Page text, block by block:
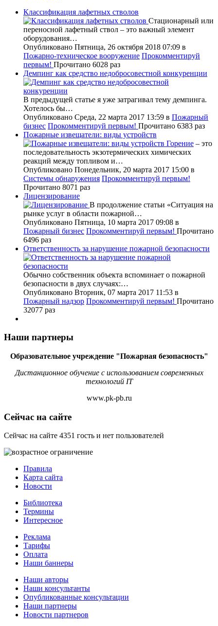
Классификация лафетных стволов
Стационарный или
переносной лафетный ствол – это важный элемент
оборудования…
Опубликовано Пятница, 26 октября 2018 07:09 в
Пожарно-техническое вооружение Прокомментируй
первым! Прочитано 6028 раз
Демпинг как средство недобросовестной конкуренции
В предыдущей статье я уже затрагивал тему демпинга.
Хотелось бы…
Опубликовано Среда, 22 марта 2017 13:59 в Пожарный
бизнес Прокомментируй первым! Прочитано 6383 раз
Пожарные извещатели: виды устройств
Горение – это
последовательность экзотермических химических
реакций между топливом и…
Опубликовано Понедельник, 20 марта 2017 15:00 в
Системы обнаружения Прокомментируй первым!
Прочитано 8071 раз
Лицензирование
В продолжение статьи «Ситуация на
рынке услуг в области пожарной…
Опубликовано Пятница, 10 марта 2017 09:08 в
Пожарный бизнес Прокомментируй первым! Прочитано
6496 раз
Ответственность за нарушение пожарной безопасности
Обычно собственник объекта вспоминает о пожарной
безопасности в двух случаях:…
Опубликовано Вторник, 07 марта 2017 11:53 в
Пожарный надзор Прокомментируй первым! Прочитано
32077 раз
Наши партнеры
Образовательное учреждение "Пожарная безопасность"
Дистанционное обучение с использованием современных
технологий IT
www.pk-pb.ru
Сейчас на сайте
Сейчас на сайте 4351 гость и нет пользователей
Правила
Карта сайта
Новости
Библиотека
Термины
Интересное
Реклама
Тарифы
Оплата
Наши баннеры
Наши авторы
Наши консультанты
Опубликованные консультации
Наши партнеры
Новости партнеров